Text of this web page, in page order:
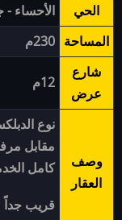
الحي
الأحساء
المساحة 230م
شارع
عرض
12م
وصف
العقار
نوع
مقابل
كامل
قريب جداً